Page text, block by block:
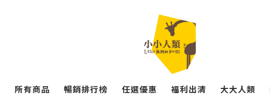
所有商品 暢銷排行榜 任選優惠 福利出清 大大人類